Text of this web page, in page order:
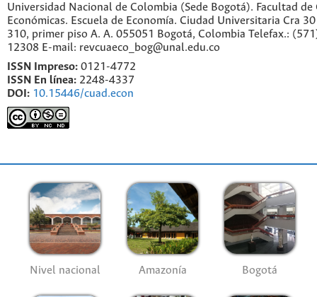
Universidad Nacional de Colombia (Sede Bogotá). Facultad de
Económicas. Escuela de Economía. Ciudad Universitaria Cra
310, primer piso A. A. 055051 Bogotá, Colombia Telefax.:
12308 E-mail: revcuaeco_bog@unal.edu.co
ISSN Impreso: 0121-4772
ISSN En línea: 2248-4337
DOI: 10.15446/cuad.econ
Nivel nacional Amazonía Bogotá